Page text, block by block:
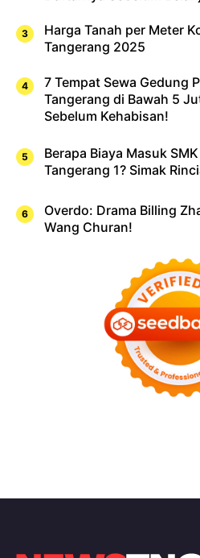
Harga Tanah per Meter
Tangerang 2025
7 Tempat Sewa Gedung
Tangerang di Bawah 5
Sebelum Kehabisan!
Berapa Biaya Masuk
Tangerang 1? Simak
Overdo: Drama Billing
Wang Churan!